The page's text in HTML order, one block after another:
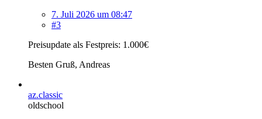
7. Juli 2026 um 08:47
#3
Preisupdate als Festpreis: 1.000€
Besten Gruß, Andreas
az.classic
oldschool